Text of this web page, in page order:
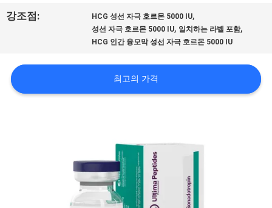
여
품
강조점: HCG 성선 자극 호르몬 5000 IU,
성선 자극 호르몬 5000 IU, 일치하는 라벨 포함,
HCG 인간 융모막 성선 자극 호르몬 5000 IU
최고의 가격